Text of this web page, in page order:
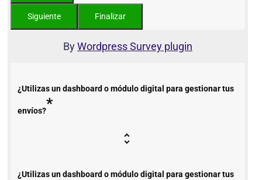
ByWordpress Survey plugin
¿Utilizas un dashboard o módulo digital para gestionar tus
envíos?*
¿Utilizas un dashboard o módulo digital para gestionar tus